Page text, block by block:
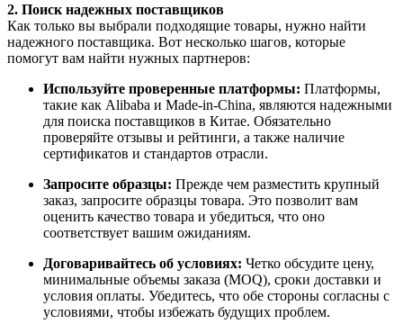
2. Поиск надежных поставщиков
Как только вы выбрали подходящие товары, нужно найти
надежного поставщика. Вот несколько шагов, которые
помогут вам найти нужных партнеров:
Используйте проверенные платформы: Платформы,
такие как Alibaba и Made-in-China, являются надежными
для поиска поставщиков в Китае. Обязательно
проверяйте отзывы и рейтинги, а также наличие
сертификатов и стандартов отрасли.
Запросите образцы: Прежде чем разместить крупный
заказ, запросите образцы товара. Это позволит вам
оценить качество товара и убедиться, что оно
соответствует вашим ожиданиям.
Договаривайтесь об условиях: Четко обсудите цену,
минимальные объемы заказа (MOQ), сроки доставки и
условия оплаты. Убедитесь, что обе стороны согласны с
условиями, чтобы избежать будущих проблем.